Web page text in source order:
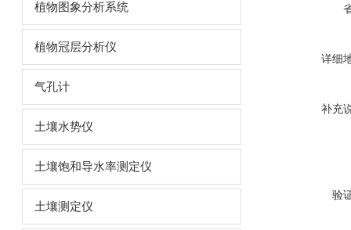
植物图象分析系统
植物冠层分析仪
气孔计
土壤水势仪
土壤饱和导水率测定仪
土壤测定仪
详细
补充
验